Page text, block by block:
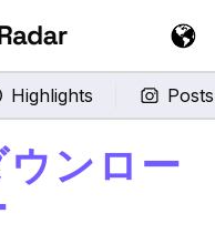
Highlights Posts
ンロー